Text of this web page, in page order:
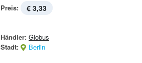
Preis: € 3,33
Händler: Globus
Stadt:
Berlin